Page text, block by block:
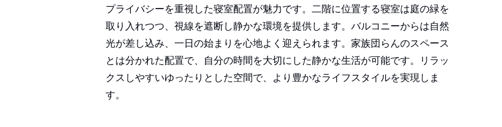
プライバシーを重視した寝室配置が魅力です。二階に位置する寝室は庭の緑を
取り入れつつ、視線を遮断し静かな環境を提供します。バルコニーからは自然
光が差し込み、一日の始まりを心地よく迎えられます。家族団らんのスペース
とは分かれた配置で、自分の時間を大切にした静かな生活が可能です。リラッ
クスしやすいゆったりとした空間で、より豊かなライフスタイルを実現しま
す。